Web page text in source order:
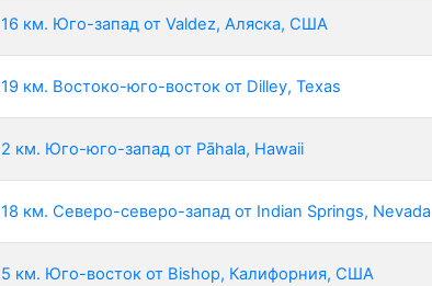
16 км. Юго-запад от Valdez, Аляска, США
19 км. Востоко-юго-восток от Dilley, Texas
2 км. Юго-юго-запад от Pāhala, Hawaii
18 км. Северо-северо-запад от Indian Springs, Nevada
5 км. Юго-восток от Bishop, Калифорния, США